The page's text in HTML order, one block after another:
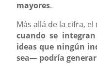
mayores.
Más allá de la cifra,
cuando se
ideas que ningún
sea— podría